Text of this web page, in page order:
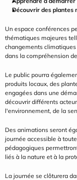
Découvrir des plantes
Un espace conférences
thématiques majeures
changements
dans la compréhension
Le public pourra
produits locaux, des
engagées dans une
découvrir différents
l'environnement, de la
Des animations seront
journée accessible à
pédagogiques
liés à la nature et à la
La journée se clôturera